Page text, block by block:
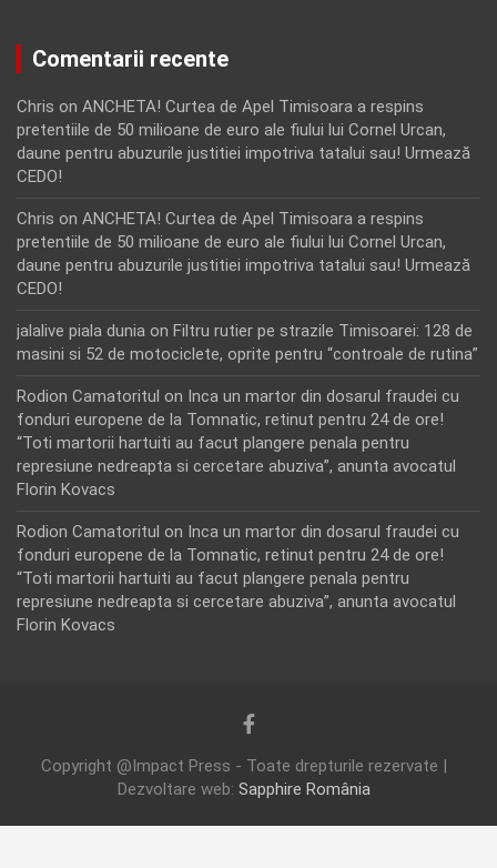
Comentarii recente
Chris on ANCHETA! Curtea de Apel Timisoara a respins
pretentiile de 50 milioane de euro ale fiului lui Cornel Urcan,
daune pentru abuzurile justitiei impotriva tatalui sau! Urmează
CEDO!
Chris on ANCHETA! Curtea de Apel Timisoara a respins
pretentiile de 50 milioane de euro ale fiului lui Cornel Urcan,
daune pentru abuzurile justitiei impotriva tatalui sau! Urmează
CEDO!
jalalive piala dunia on Filtru rutier pe strazile Timisoarei: 128 de
masini si 52 de motociclete, oprite pentru “controale de rutina”
Rodion Camatoritul on Inca un martor din dosarul fraudei cu
fonduri europene de la Tomnatic, retinut pentru 24 de ore!
“Toti martorii hartuiti au facut plangere penala pentru
represiune nedreapta si cercetare abuziva”, anunta avocatul
Florin Kovacs
Rodion Camatoritul on Inca un martor din dosarul fraudei cu
fonduri europene de la Tomnatic, retinut pentru 24 de ore!
“Toti martorii hartuiti au facut plangere penala pentru
represiune nedreapta si cercetare abuziva”, anunta avocatul
Florin Kovacs
Copyright @Impact Press - Toate drepturile rezervate |
Dezvoltare web: Sapphire România